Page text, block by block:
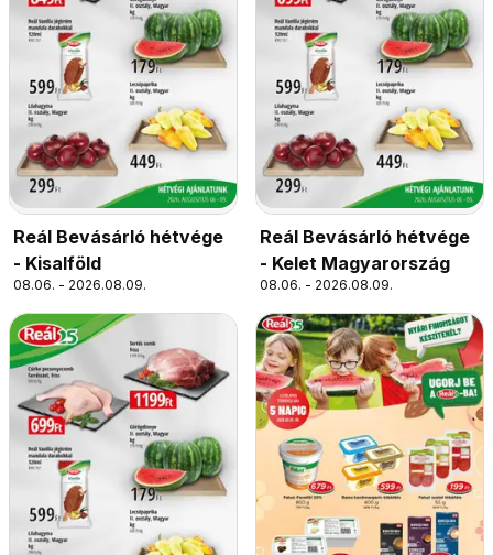
Reál Bevásárló hétvége
- Kisalföld
08.06. - 2026.08.09.
Reál Bevásárló hétvége
- Kelet Magyarország
08.06. - 2026.08.09.